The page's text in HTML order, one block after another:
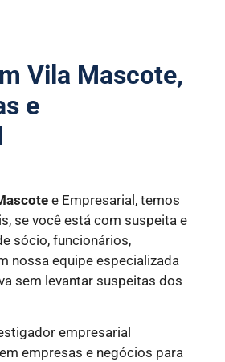
Vila Mascote,
e
e Empresarial, temos
se você está com suspeita e
sócio, funcionários,
nossa equipe especializada
sem levantar suspeitas dos
empresarial
empresas e negócios para